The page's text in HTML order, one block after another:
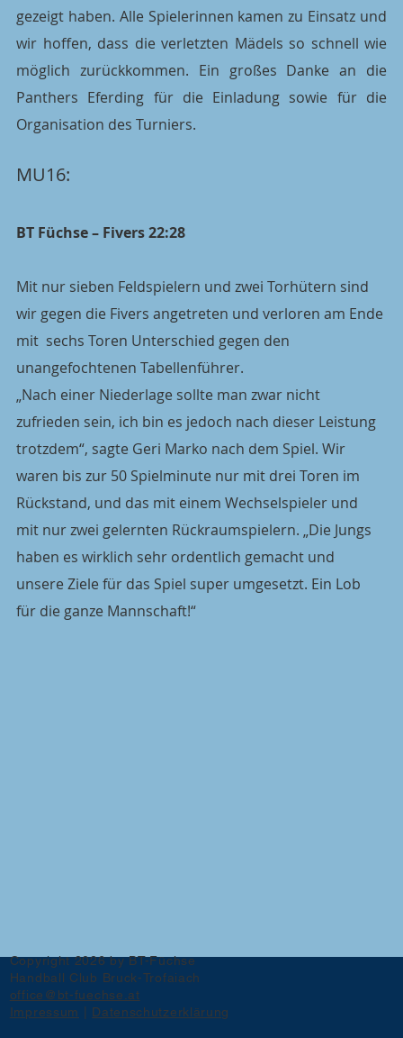
gezeigt haben. Alle Spielerinnen kamen zu Einsatz und
wir hoffen, dass die verletzten Mädels so schnell wie
möglich zurückkommen. Ein großes Danke an die
Panthers Eferding für die Einladung sowie für die
Organisation des Turniers.
MU16:
BT Füchse – Fivers 22:28
Mit nur sieben Feldspielern und zwei Torhütern sind
wir gegen die Fivers angetreten und verloren am Ende
mit  sechs Toren Unterschied gegen den
unangefochtenen Tabellenführer.
„Nach einer Niederlage sollte man zwar nicht
zufrieden sein, ich bin es jedoch nach dieser Leistung
trotzdem“, sagte Geri Marko nach dem Spiel. Wir
waren bis zur 50 Spielminute nur mit drei Toren im
Rückstand, und das mit einem Wechselspieler und
mit nur zwei gelernten Rückraumspielern. „Die Jungs
haben es wirklich sehr ordentlich gemacht und
unsere Ziele für das Spiel super umgesetzt. Ein Lob
für die ganze Mannschaft!“
Copyright 2026 by BT-Füchse
Handball Club Bruck-Trofaiach
office@bt-fuechse.at
Impressum
Datenschutzerklärung